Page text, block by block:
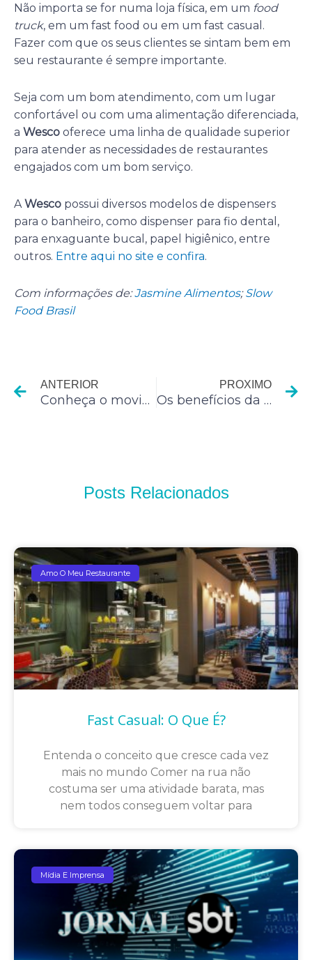
Não importa se for numa loja física, em um food
truck, em um fast food ou em um fast casual.
Fazer com que os seus clientes se sintam bem em
seu restaurante é sempre importante.
Seja com um bom atendimento, com um lugar
confortável ou com uma alimentação diferenciada,
a Wesco oferece uma linha de qualidade superior
para atender as necessidades de restaurantes
engajados com um bom serviço.
AWesco possui diversos modelos de dispensers
para o banheiro, como dispenser para fio dental,
para enxaguante bucal, papel higiênico, entre
outros. Entre aqui no site e confira.
Com informações de:Jasmine Alimentos;Slow
Food Brasil
ANTERIOR
Conheça o movimento do Slow Food
PROXIMO
Os benefícios da sesta depois do almoço
Posts Relacionados
Amo O Meu Restaurante
Fast Casual: O Que É?
Entenda o conceito que cresce cada vez
mais no mundo Comer na rua não
costuma ser uma atividade barata, mas
nem todos conseguem voltar para
Mídia E Imprensa